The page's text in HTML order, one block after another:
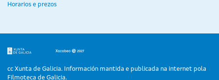
Horarios e prezos
cc Xunta de Galicia. Información mantida e publicada na internet pola
Filmoteca de Galicia.